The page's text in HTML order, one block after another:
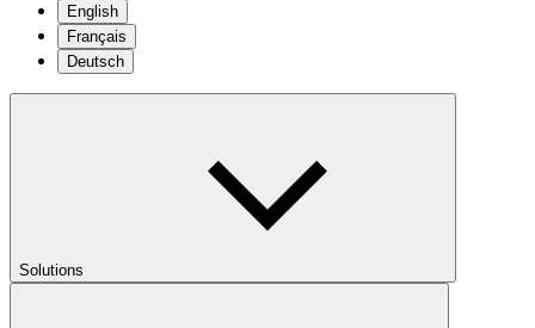
English
Français
Deutsch
Solutions